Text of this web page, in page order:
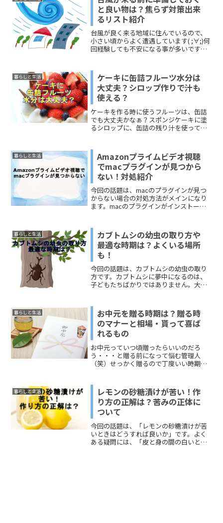
と良い物は？焦らず対策出来
るリスト紹介
台風が良く来る地域に住んでいるので、
小さい頃からよく遭遇しています( ;∀;)何
回経験しても不安になる事が多いですよ
利なもの、対策リスト、グッズなどもご
紹介いたします。...
暮らしと生活
ケーキに缶詰フルーツ水分は
大丈夫？シロップ作りで汁も
使える？
ケーキを作る時に使うフルーツは、缶詰
でも大丈夫かなぁ？スポンジケーキに塗
るシロップに、缶詰の残り汁を使っても
方に、ケーキ作りに缶詰フルーツを使う
ポイントとスポンジケーキ...
暮らしと生活
Amazonプライムビデオ視聴
でmacプラグインが見つから
ない！対処紹介
今回の話題は、macのプラグインが見つ
からない場合の対処方法がメインになり
ます。macのプラグインがインストール
伝えします。それではmacのプラグイン
を確認して、Amazonプライムビデオを快
適に視聴しましょう。
暮らしと生活
カブトムシの幼虫の取り方や
最適な時期は？よくいる場所
も！
今回の話題は、カブトムシの幼虫の取り
方です。カブトムシに夢中になるのは、
子どもたちばかりではありません。大人
いう人も多いですよね。 このページで
は、カブトムシの幼虫を取る「最適な時
期」とカブトムシの幼虫が「よくいる場
所」を中心にお伝えします。天然のカブ
トムシの幼虫を取りたい人は、ぜひ参考
にしてください。
暮らしと生活
お中元を贈る時期は？贈る時
のマナーと相場・貰って喜ば
れるもの
お中元っていつ頃贈ったらいいのだろ
う・・・と贈る前になって悩む管理人
（笑）せっかく贈るので丁度いい時期に
てみました(*'ω'*)
暮らしと生活
レモンの砂糖漬けが苦い！作
り方の正解は？苦みの正体に
ついて
今回の話題は、「レモンの砂糖漬けが苦
いときはどうすれば良いか」です。よく
ある疑問には、「皮と身の間の白いとこ